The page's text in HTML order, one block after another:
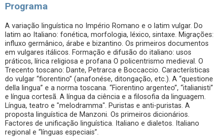
Programa
A variação linguística no Império Romano e o latim vulgar. Do
latim ao Italiano: fonética, morfologia, léxico, sintaxe. Migrações:
influxo germânico, árabe e bizantino. Os primeiros documentos
em vulgares itálicos. Formação e difusão do italiano: usos
práticos, lírica religiosa e profana O policentrismo medieval. O
Trecento toscano: Dante, Petrarca e Boccaccio. Características
do vulgar “fiorentino” (anafonése, ditongação, etc.). A “questione
della lingua” e a norma toscana. “Fiorentino argenteo”, “italianisti”
e língua cortesã. A língua da ciência e a filosofia da linguagem.
Língua, teatro e "melodramma". Puristas e anti-puristas. A
proposta linguística de Manzoni. Os primeiros dicionários.
Factores de unificação linguística. Italiano e dialetos. Italiano
regional e “línguas especiais”.